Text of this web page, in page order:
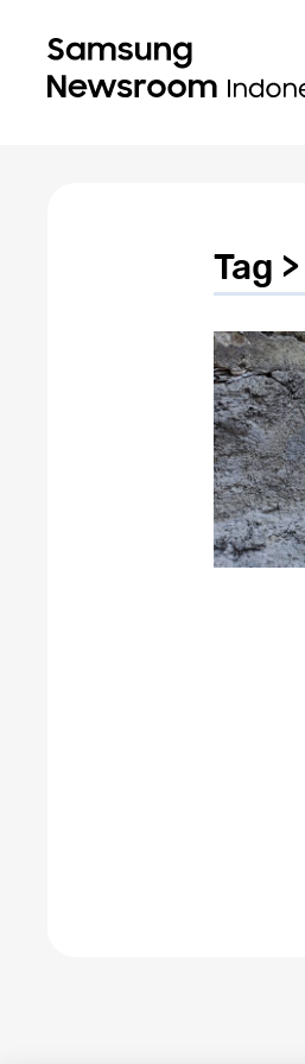
Tag >